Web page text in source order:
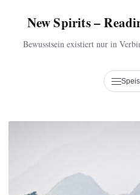
New Spirits –
Bewusstsein existiert nur in